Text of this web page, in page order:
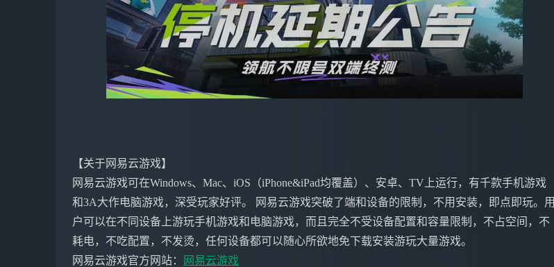
【关于网易云游戏】
网易云游戏可在Windows、Mac、iOS（iPhone&iPad均覆盖）、安卓、TV上运行，有千款手机游戏
和3A大作电脑游戏，深受玩家好评。 网易云游戏突破了端和设备的限制，不用安装，即点即玩。用
户可以在不同设备上游玩手机游戏和电脑游戏，而且完全不受设备配置和容量限制，不占空间，不
耗电，不吃配置，不发烫，任何设备都可以随心所欲地免下载安装游玩大量游戏。
网易云游戏官方网站：
网易云游戏